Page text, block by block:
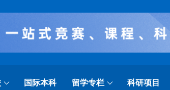
国际本科 留学专栏 科研项目